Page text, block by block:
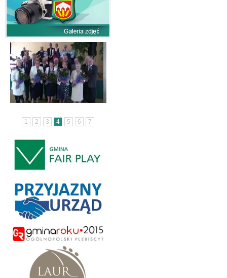
1 2 3 4 5 6 7